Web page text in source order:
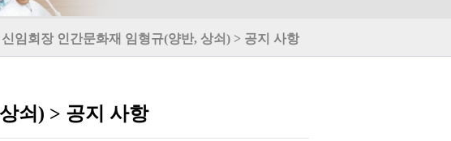
신임회장 인간문화재 임형규(양반, 상쇠) > 공지 사항
쇠) > 공지 사항